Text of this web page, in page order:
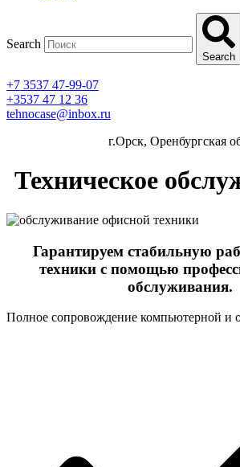
Search
Search
+7 3537 47-99-07
+3537 47 12 36
tehnocase@inbox.ru
г.Орск, Оренбургская
Техническое
Гарантируем стабильную
техники с помощью
обслуживания.
Полное сопровождение компьютерной и